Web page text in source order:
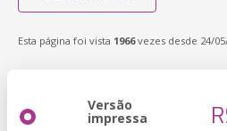
Esta página foi vista 1966vezes desde 24/
Versão
impressa